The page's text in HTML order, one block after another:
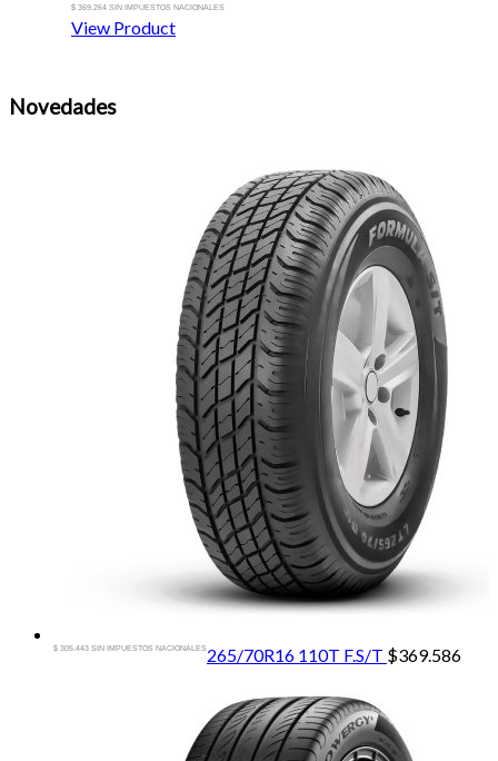
$ 369.264 SIN IMPUESTOS NACIONALES
View Product
Novedades
265/70R16 110T F.S/T $369.586
$ 305.443 SIN IMPUESTOS NACIONALES